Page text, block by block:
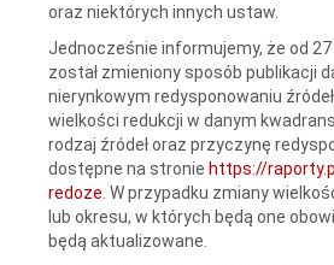
oraz niektórych innych ustaw.
Jednocześnie informujemy, że od 27
został zmieniony sposób publikacji
nierynkowym redysponowaniu
wielkości redukcji w danym
rodzaj źródeł oraz przyczynę
dostępne na stronie https://
redoze . W przypadku zmiany
lub okresu, w których będą one
będą aktualizowane.